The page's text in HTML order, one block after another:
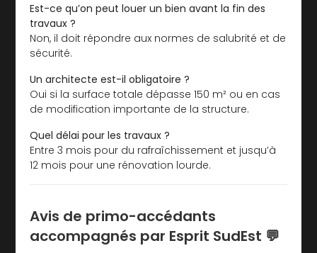
Est-ce qu’on peut louer un bien avant la fin des
travaux ?
Non, il doit répondre aux normes de salubrité et de
sécurité.
Un architecte est-il obligatoire ?
Oui si la surface totale dépasse 150 m² ou en cas
de modification importante de la structure.
Quel délai pour les travaux ?
Entre 3 mois pour du rafraîchissement et jusqu’à
12 mois pour une rénovation lourde.
Avis de primo-accédants
accompagnés par Esprit SudEst 💬